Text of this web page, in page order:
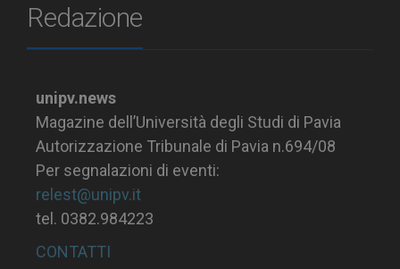
Redazione
unipv.news
Magazine dell’Università degli Studi di Pavia
Autorizzazione Tribunale di Pavia n.694/08
Per segnalazioni di eventi:
relest@unipv.it
tel. 0382.984223
CONTATTI